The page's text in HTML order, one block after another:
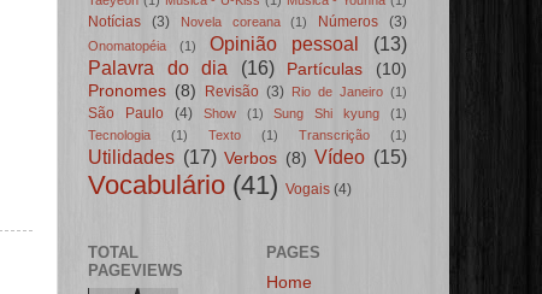
Notícias (3) Novela coreana (1) Números (3)
Onomatopéia (1) Opinião pessoal
(13)
Palavra do dia
(16) Partículas
(10)
Pronomes (8) Revisão (3) Rio de Janeiro (1)
São Paulo (4) Show (1) Sung Shi kyung
(1)
Tecnologia
(1) Texto (1) Transcrição (1)
Utilidades (17) Verbos (8) Vídeo (15)
Vocabulário (41) Vogais (4)
TOTAL
PAGEVIEWS
PAGES
Home